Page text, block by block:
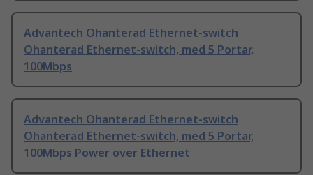
Advantech Ohanterad Ethernet-switch
Ohanterad Ethernet-switch, med 5 Portar,
100Mbps
Advantech Ohanterad Ethernet-switch
Ohanterad Ethernet-switch, med 5 Portar,
100Mbps Power over Ethernet